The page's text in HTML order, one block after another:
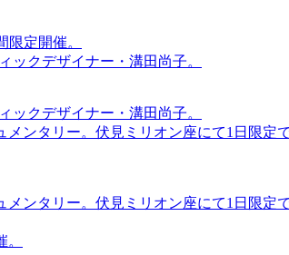
定開催。
ックデザイナー・溝田尚子。
ックデザイナー・溝田尚子。
ンタリー。伏見ミリオン座にて1日限定
ンタリー。伏見ミリオン座にて1日限定